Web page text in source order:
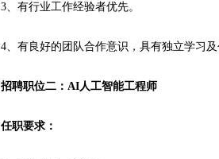
3、有行业工作经验者优先。
4、有良好的团队合作意识，具有独立学习及
招聘职位二：AI人工智能工程师
任职要求：